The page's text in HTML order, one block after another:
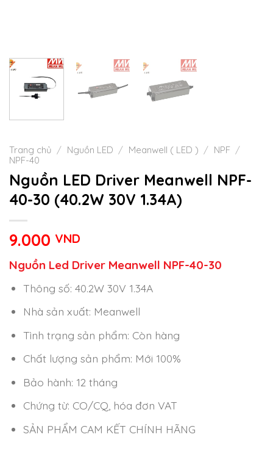
Trang chủ / Nguồn LED / Meanwell ( LED ) / NPF /
NPF-40
Nguồn LED Driver Meanwell NPF-
40-30 (40.2W 30V 1.34A)
9.000 VND
Nguồn Led Driver Meanwell NPF-40-30
Thông số: 40.2W 30V 1.34A
Nhà sản xuất: Meanwell
Tình trạng sản phẩm: Còn hàng
Chất lượng sản phẩm: Mới 100%
Bảo hành: 12 tháng
Chứng từ: CO/CQ, hóa đơn VAT
SẢN PHẨM CAM KẾT CHÍNH HÃNG